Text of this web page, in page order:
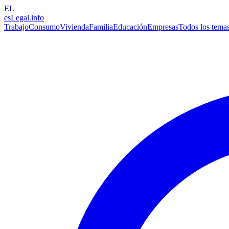
EL
esLegal.info
TrabajoConsumoViviendaFamiliaEducaciónEmpresasTodos los